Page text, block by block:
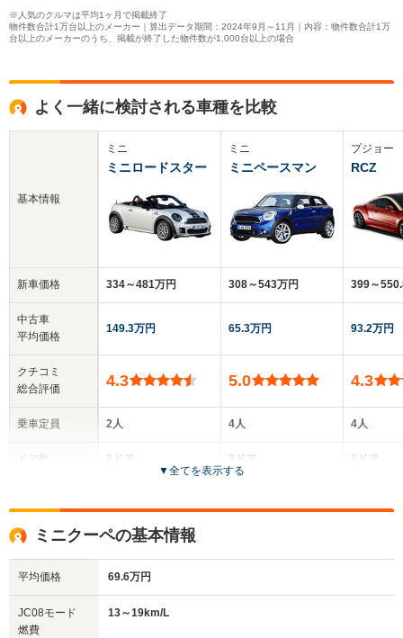
※人気のクルマは平均1ヶ月で掲載終了
物件数合計1万台以上のメーカー｜算出データ期間：2024年9月～11月｜内容：物件数合計1万
台以上のメーカーのうち、掲載が終了した物件数が1,000台以上の場合
よく一緒に検討される車種を比較
基本情報
新車価格
中古車
平均価格
クチコミ
総合評価
乗車定員
ドア数
サイズ
(全長x全幅x全高)
ミニ
ミニロードスター
334～481万円
149.3万円
4.3
2人
2ドア
全高
全長
ミニ
ミニペースマン
308～543万円
65.3万円
5.0
4人
3ドア
全高
プジョー
RCZ
399～
93.2万円
4.3
4人
2ドア
全高
▼全てを表示する
ミニクーペの基本情報
平均価格 69.6万円
JC08モード
燃費
13～19km/L